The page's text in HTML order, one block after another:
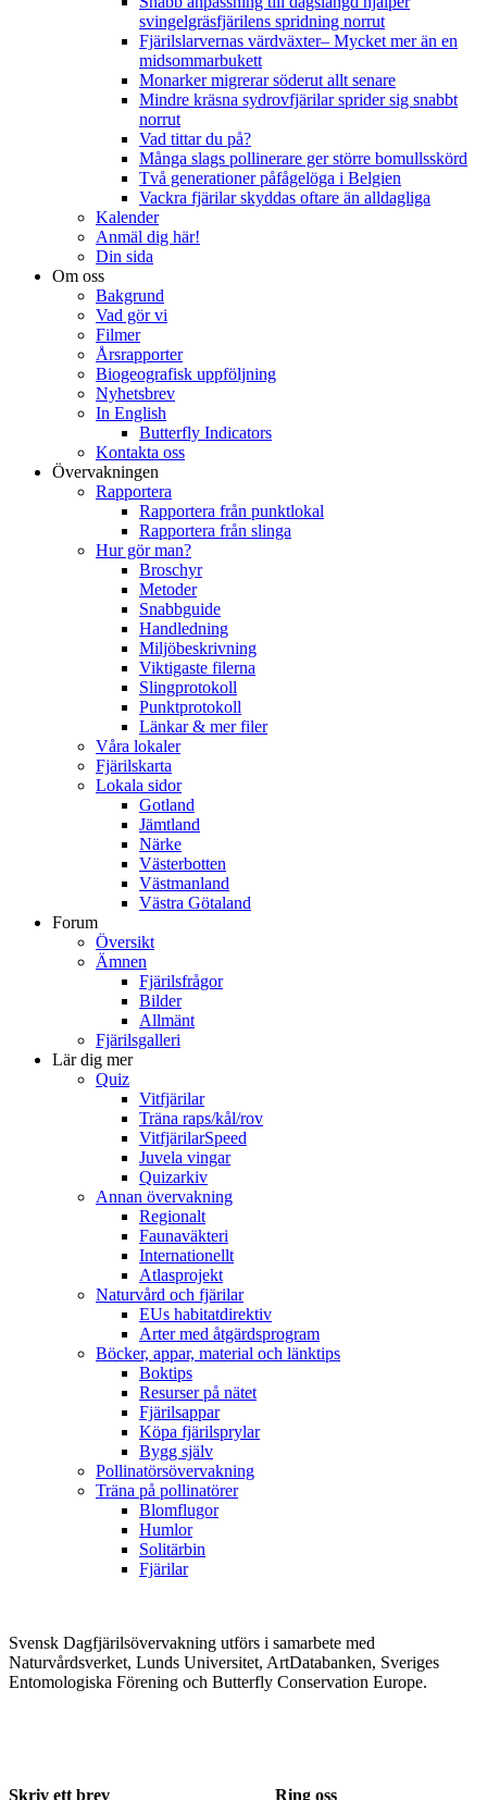
svingelgräsfjärilens spridning norrut
Fjärilslarvernas värdväxter– Mycket mer än en
midsommarbukett
Monarker migrerar söderut allt senare
Mindre kräsna sydrovfjärilar sprider sig snabbt
norrut
Vad tittar du på?
Många slags pollinerare ger större bomullsskörd
Två generationer påfågelöga i Belgien
Vackra fjärilar skyddas oftare än alldagliga
Kalender
Anmäl dig här!
Din sida
Om oss
Bakgrund
Vad gör vi
Filmer
Årsrapporter
Biogeografisk uppföljning
Nyhetsbrev
In English
Butterfly Indicators
Kontakta oss
Övervakningen
Rapportera
Rapportera från punktlokal
Rapportera från slinga
Hur gör man?
Broschyr
Metoder
Snabbguide
Handledning
Miljöbeskrivning
Viktigaste filerna
Slingprotokoll
Punktprotokoll
Länkar & mer filer
Våra lokaler
Fjärilskarta
Lokala sidor
Gotland
Jämtland
Närke
Västerbotten
Västmanland
Västra Götaland
Forum
Översikt
Ämnen
Fjärilsfrågor
Bilder
Allmänt
Fjärilsgalleri
Lär dig mer
Quiz
Vitfjärilar
Träna raps/kål/rov
VitfjärilarSpeed
Juvela vingar
Quizarkiv
Annan övervakning
Regionalt
Faunaväkteri
Internationellt
Atlasprojekt
Naturvård och fjärilar
EUs habitatdirektiv
Arter med åtgärdsprogram
Böcker, appar, material och länktips
Boktips
Resurser på nätet
Fjärilsappar
Köpa fjärilsprylar
Bygg själv
Pollinatörsövervakning
Träna på pollinatörer
Blomflugor
Humlor
Solitärbin
Fjärilar
Svensk Dagfjärilsövervakning utförs i samarbete med
Naturvårdsverket, Lunds Universitet, ArtDatabanken, Sveriges
Entomologiska Förening och Butterfly Conservation Europe.
Skriv ett brev Ring oss